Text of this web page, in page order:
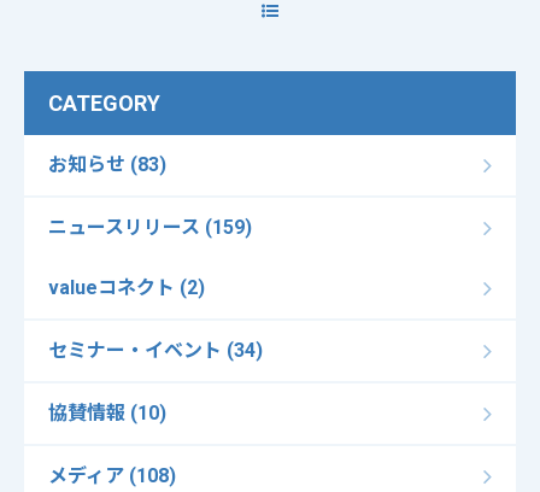
CATEGORY
お知らせ (83)
ニュースリリース (159)
valueコネクト (2)
セミナー・イベント (34)
協賛情報 (10)
メディア (108)